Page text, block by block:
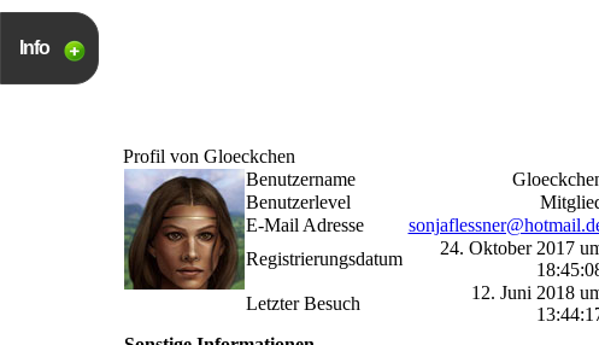
Info
Profil von Gloeckchen
Benutzername
Benutzerlevel
E-Mail Adresse
Registrierungsdatum
24. Oktober 2017
Letzter Besuch
12. Juni 2018